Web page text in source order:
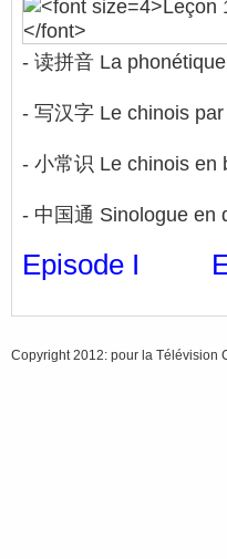
- 读拼音 La
- 写汉字 Le chinois
- 小常识 Le chinois en
- 中国通 Sinologue en
Episode I
Copyright 2012: pour la Télévision